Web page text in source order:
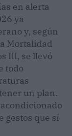
en alerta
ya
y, según
Mortalidad
III, se llevó
todo
un plan.
gestos que sí